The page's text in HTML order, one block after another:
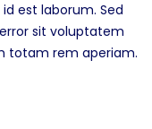
est laborum. Sed
sit voluptatem
totam rem aperiam.